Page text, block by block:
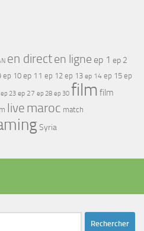
en directen ligne ep 1 ep 2
ep 10 ep 11 ep 12 ep 13 ep 14 ep 15 ep
ep 23 ep 27 ep 28 ep 30 film film
live maroc match
Syria